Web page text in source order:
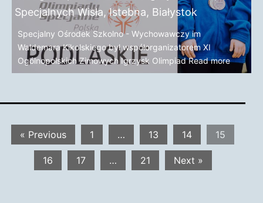
Specjalnych Wisła, Istebna, Białystok
Specjalny Ośrodek Szkolno - Wychowawczy im
Waldemara Kikolskiego był współorganizatorem XI
Ogólnopolskich Zimowych Igrzysk OlimpiadRead more
« Previous 1 … 13 14 15
16 17 … 21 Next »